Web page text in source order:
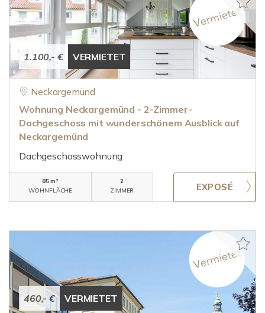
1.100,- € VERMIETET
Neckargemünd
Wohnung Neckargemünd - 2-Zimmer-
Dachgeschoss mit wunderschönem Ausblick auf
Neckargemünd
Dachgeschosswohnung
85 m²
WOHNFLÄCHE
2
ZIMMER
460,- € VERMIETET